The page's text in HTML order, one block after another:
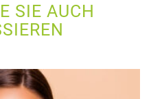
SIE AUCH